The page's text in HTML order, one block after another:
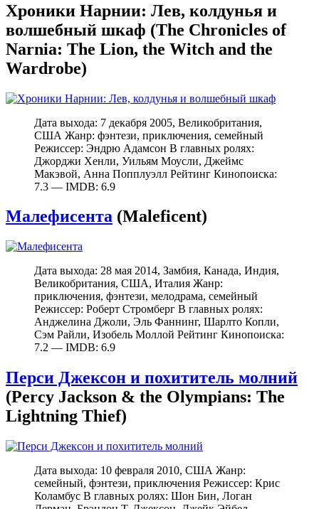
Хроники Нарнии: Лев, колдунья и
волшебный шкаф (The Chronicles of
Narnia: The Lion, the Witch and the
Wardrobe)
Дата выхода: 7 декабря 2005, Великобритания,
США Жанр: фэнтези, приключения, семейный
Режиссер: Эндрю Адамсон В главных ролях:
Джорджи Хенли, Уильям Моусли, Джеймс
Макэвой, Анна Попплуэлл Рейтинг Кинопоиска:
7.3 — IMDB: 6.9
Малефисента (Maleficent)
Дата выхода: 28 мая 2014, Замбия, Канада, Индия,
Великобритания, США, Италия Жанр:
приключения, фэнтези, мелодрама, семейный
Режиссер: Роберт Стромберг В главных ролях:
Анджелина Джоли, Эль Фаннинг, Шарлто Копли,
Сэм Райли, Изобель Моллой Рейтинг Кинопоиска:
7.2 — IMDB: 6.9
Перси Джексон и похититель молний
(Percy Jackson & the Olympians: The
Lightning Thief)
Дата выхода: 10 февраля 2010, США Жанр:
семейный, фэнтези, приключения Режиссер: Крис
Коламбус В главных ролях: Шон Бин, Логан